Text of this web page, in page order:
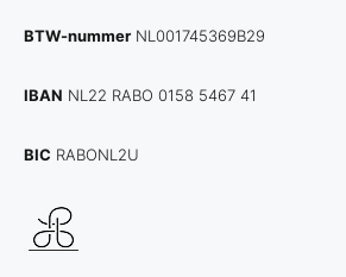
BTW-nummer NL001745369B29
IBAN NL22 RABO 0158 5467 41
BIC RABONL2U